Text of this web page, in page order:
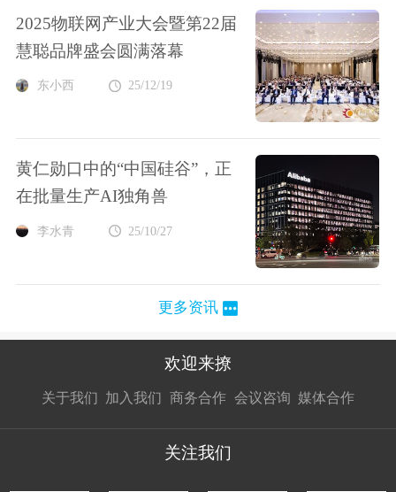
2025物联网产业大会暨第22届
慧聪品牌盛会圆满落幕
东小西 25/12/19
黄仁勋口中的“中国硅谷”，正
在批量生产AI独角兽
李水青 25/10/27
更多资讯
欢迎来撩
关于我们 加入我们
接扔简历
商务合作
接开聊
会议咨询 媒体合作
接开聊
关注我们